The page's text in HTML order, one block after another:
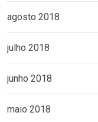
agosto 2018
julho 2018
junho 2018
maio 2018